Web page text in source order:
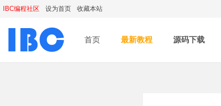
IBC编程社区 设为首页 收藏本站
首页 最新教程 源码下载